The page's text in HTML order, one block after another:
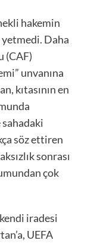
hakemin
Daha
(CAF)
unvanına
kıtasının en
sahadaki
söz ettiren
sonrası
çok
iradesi
UEFA